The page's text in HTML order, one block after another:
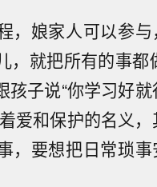
，娘家人可以参
，就把所有的事
孩子说“你学习好
爱和保护的名义
，要想把日常琐